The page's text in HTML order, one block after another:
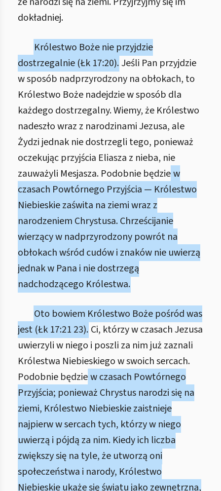
dokładniej.
Królestwo Boże nie przyjdzie
dostrzegalnie (Łk 17:20).Jeśli Pan przyjdzie
w sposób nadprzyrodzony na obłokach, to
Królestwo Boże nadejdzie w sposób dla
każdego dostrzegalny. Wiemy, że Królestwo
nadeszło wraz z narodzinami Jezusa, ale
Żydzi jednak nie dostrzegli tego, ponieważ
oczekując przyjścia Eliasza z nieba, nie
zauważyli Mesjasza. Podobnie będziew
czasach Powtórnego Przyjścia — Królestwo
Niebieskie zaświta na ziemi wraz z
narodzeniem Chrystusa. Chrześcijanie
wierzący w nadprzyrodzony powrót na
obłokach wśród cudów i znaków nie uwierzą
jednak w Pana i nie dostrzegą
nadchodzącego Królestwa.
Oto bowiem Królestwo Boże pośród was
jest (Łk 17:21 23). Ci, którzy w czasach Jezusa
uwierzyli w niego i poszli za nim już zaznali
Królestwa Niebieskiego w swoich sercach.
Podobnie będziew czasach Powtórnego
Przyjścia; ponieważ Chrystus narodzi się na
ziemi, Królestwo Niebieskie zaistnieje
najpierw w sercach tych, którzy w niego
uwierzą i pójdą za nim. Kiedy ich liczba
zwiększy się na tyle, że utworzą oni
społeczeństwa i narody, Królestwo
Niebieskie ukaże się światu jako zewnętrzna,